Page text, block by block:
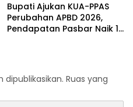
Bupati Ajukan KUA-PPAS
Perubahan APBD 2026,
Pendapatan Pasbar Naik 15
dipublikasikan. Ruas yang